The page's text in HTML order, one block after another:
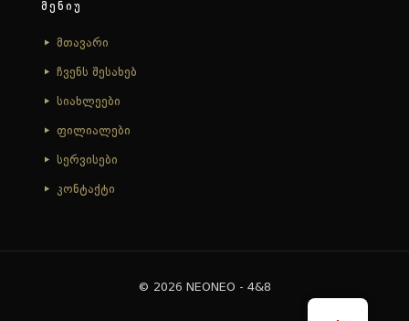
მენიუ
მთავარი
ჩვენს შესახებ
სიახლეები
ფილიალები
სერვისები
კონტაქტი
© 2026 NEONEO - 4&8